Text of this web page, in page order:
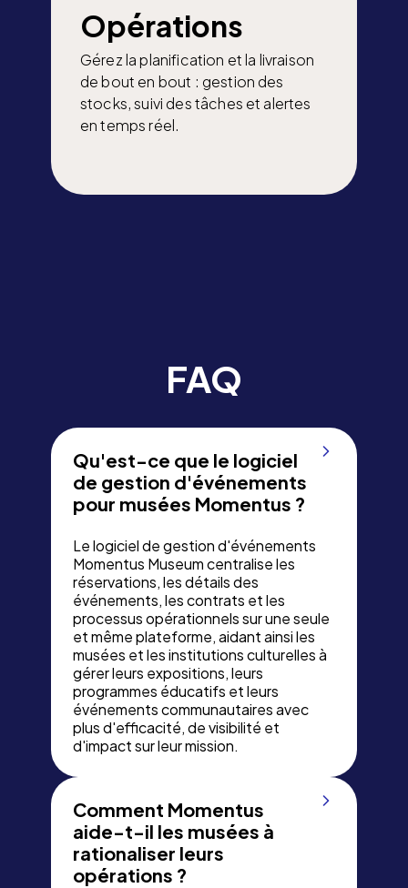
Opérations
Gérez la planification et la livraison
de bout en bout : gestion des
stocks, suivi des tâches et alertes
en temps réel.
FAQ
Qu'est-ce que le logiciel
de gestion d'événements
pour musées Momentus ?
Le logiciel de gestion d'événements
Momentus Museum centralise les
réservations, les détails des
événements, les contrats et les
processus opérationnels sur une seule
et même plateforme, aidant ainsi les
musées et les institutions culturelles à
gérer leurs expositions, leurs
programmes éducatifs et leurs
événements communautaires avec
plus d'efficacité, de visibilité et
d'impact sur leur mission.
Comment Momentus
aide-t-il les musées à
rationaliser leurs
opérations ?